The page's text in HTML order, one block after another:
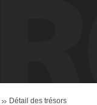
Détail des trésors